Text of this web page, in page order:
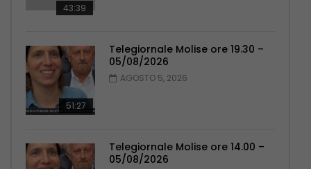
43:39
51:27
Telegiornale Molise ore 19.30 –
05/08/2026
AGOSTO 5, 2026
Telegiornale Molise ore 14.00 –
05/08/2026